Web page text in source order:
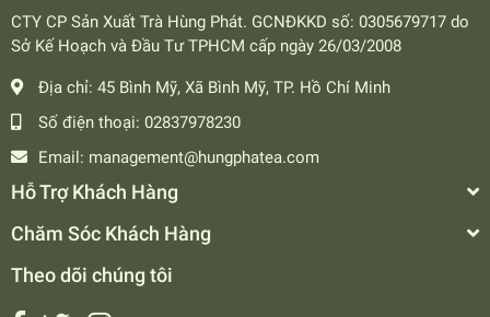
CTY CP Sản Xuất Trà Hùng Phát. GCNĐKKD số: 0305679717 do
Sở Kế Hoạch và Đầu Tư TPHCM cấp ngày 26/03/2008
Địa chỉ: 45 Bình Mỹ, Xã Bình Mỹ, TP. Hồ Chí Minh
Số điện thoại: 02837978230
Email: management@hungphatea.com
Hỗ Trợ Khách Hàng
Chăm Sóc Khách Hàng
Theo dõi chúng tôi